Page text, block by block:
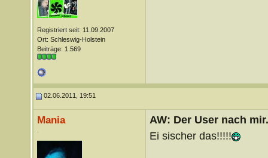
Registriert seit: 11.09.2007
Ort: Schleswig-Holstein
Beiträge: 1.569
02.06.2011, 19:51
Mania
AW: Der User nach
Ei sischer das!!!!!